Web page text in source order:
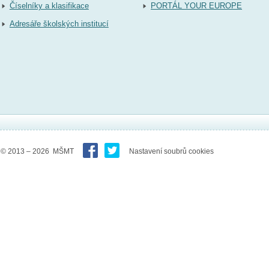
Číselníky a klasifikace
Adresáře školských institucí
PORTÁL YOUR EUROPE
© 2013 – 2026 MŠMT Nastavení soubrů cookies